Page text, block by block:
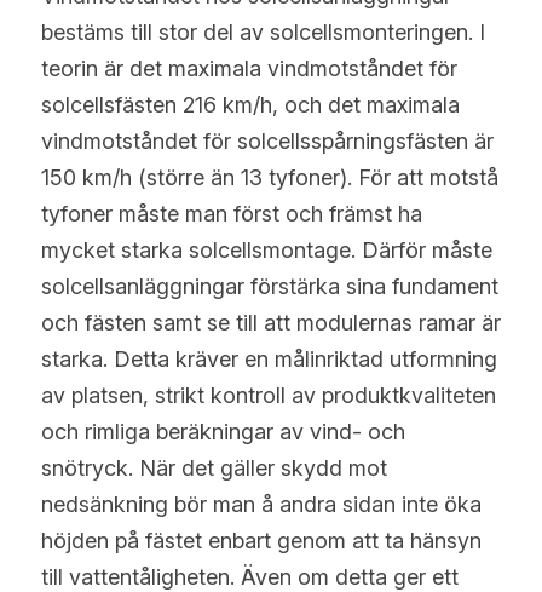
bestäms till stor del av solcellsmonteringen. I
teorin är det maximala vindmotståndet för
solcellsfästen 216 km/h, och det maximala
vindmotståndet för solcellsspårningsfästen är
150 km/h (större än 13 tyfoner). För att motstå
tyfoner måste man först och främst ha
mycket starka solcellsmontage. Därför måste
solcellsanläggningar förstärka sina fundament
och fästen samt se till att modulernas ramar är
starka. Detta kräver en målinriktad utformning
av platsen, strikt kontroll av produktkvaliteten
och rimliga beräkningar av vind- och
snötryck. När det gäller skydd mot
nedsänkning bör man å andra sidan inte öka
höjden på fästet enbart genom att ta hänsyn
till vattentåligheten. Även om detta ger ett